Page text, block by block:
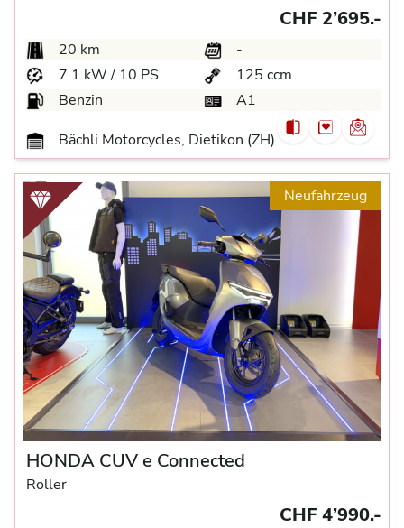
CHF 2’695.-
20 km
-
7.1 kW / 10 PS
125 ccm
Benzin
A1
Bächli Motorcycles, Dietikon (ZH)
Neufahrzeug
HONDA CUV e Connected
Roller
CHF 4’990.-